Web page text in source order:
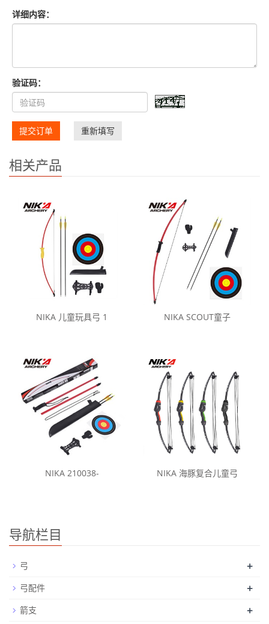
详细内容：
验证码：
提交订单 重新填写
相关产品
NIKA 儿童玩具弓 1 NIKA SCOUT童子
NIKA 210038- NIKA 海豚复合儿童弓
导航栏目
弓 +
弓配件 +
箭支 +